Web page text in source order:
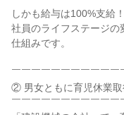
しかも給与は100%支給！
社員のライフステージの
仕組みです。
￣￣￣￣￣￣￣￣￣￣
② 男女ともに育児休業取
￣￣￣￣￣￣￣￣￣￣